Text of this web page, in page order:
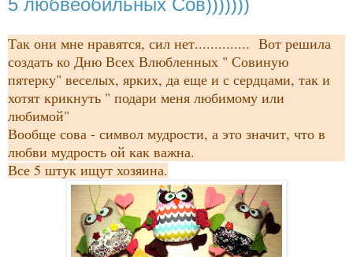
Так они мне нравятся, сил нет.............. Вот решила
создать ко Дню Всех Влюбленных " Совиную
пятерку" веселых, ярких, да еще и с сердцами, так и
хотят крикнуть " подари меня любимому или
любимой"
Вообще сова - символ мудрости, а это значит, что в
любви мудрость ой как важна.
Все 5 штук ищут хозяина.